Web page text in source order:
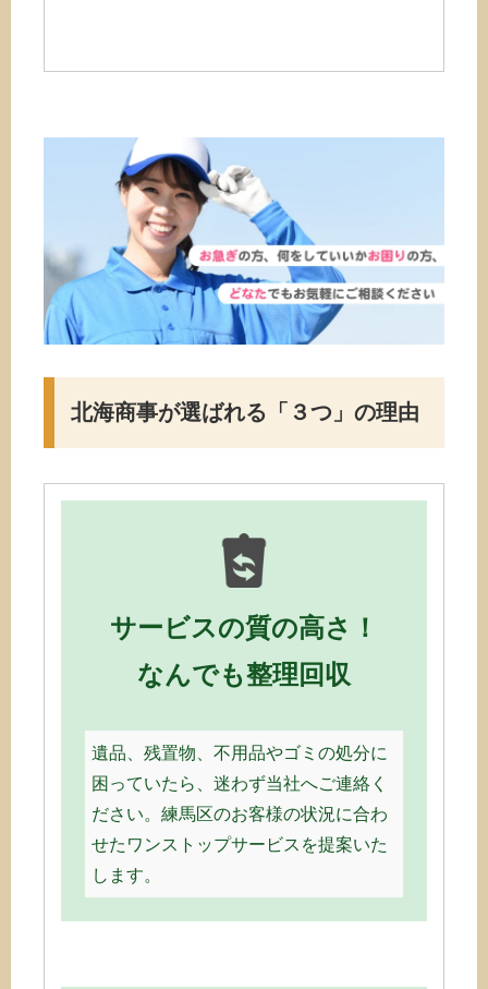
北海商事が選ばれる 「３つ」の理由
サービスの質の高さ！
なんでも整理回収
遺品、残置物、不用品やゴミの処分に
困っていたら、迷わず当社へご連絡く
ださい。練馬区のお客様の状況に合わ
せたワンストップサービスを提案いた
します。